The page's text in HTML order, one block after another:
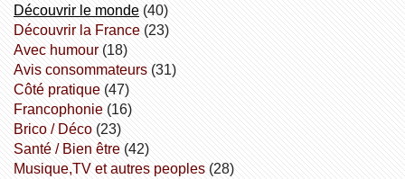
découvrir le monde(40)
découvrir la France(23)
avec humour(18)
avis consommateurs(31)
côté pratique(47)
Francophonie(16)
Brico / Déco(23)
Santé / Bien être(42)
Musique,TV et autres peoples(28)